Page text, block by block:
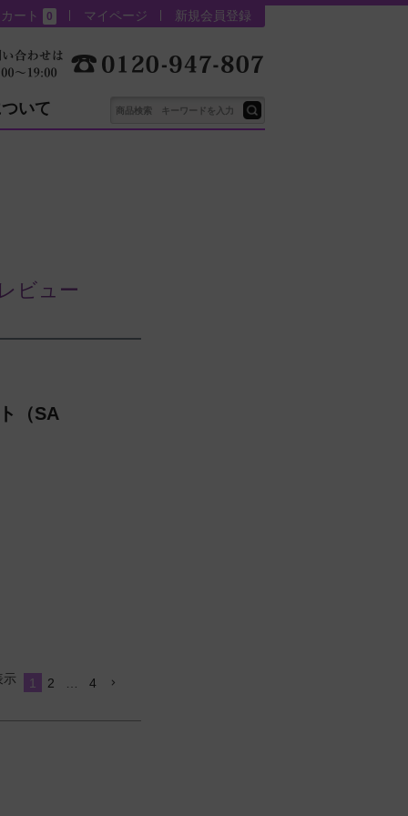
カート 0 マイページ 新規会員登録
いて
ビュー
（SA
示 1 2 4